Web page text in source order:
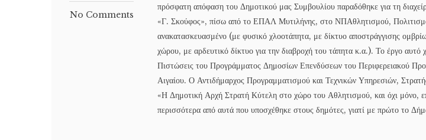
No Comments
πρόσφατη απόφαση του Δημοτικού μας Συμβουλίου παραδόθηκε για τη
«Γ. Σκούφος», πίσω από το ΕΠΑΛ Μυτιλήνης, στο ΝΠΑθλητισμού,
ανακατασκευασμένο (με φυσικό χλοοτάπητα, με δίκτυο αποστράγγισης
χώρου, με αρδευτικό δίκτυο για την διαβροχή του τάπητα κ.α.). Το έργο αυτό
Πιστώσεις του Προγράμματος Δημοσίων Επενδύσεων του Περιφερειακού
Αιγαίου. Ο Αντιδήμαρχος Προγραμματισμού και Τεχνικών Υπηρεσιών,
«Η Δημοτική Αρχή Στρατή Κύτελη στο χώρο του Αθλητισμού, και όχι μόνο,
περισσότερα από αυτά που υποσχέθηκε στους δημότες, γιατί με πρώτο το